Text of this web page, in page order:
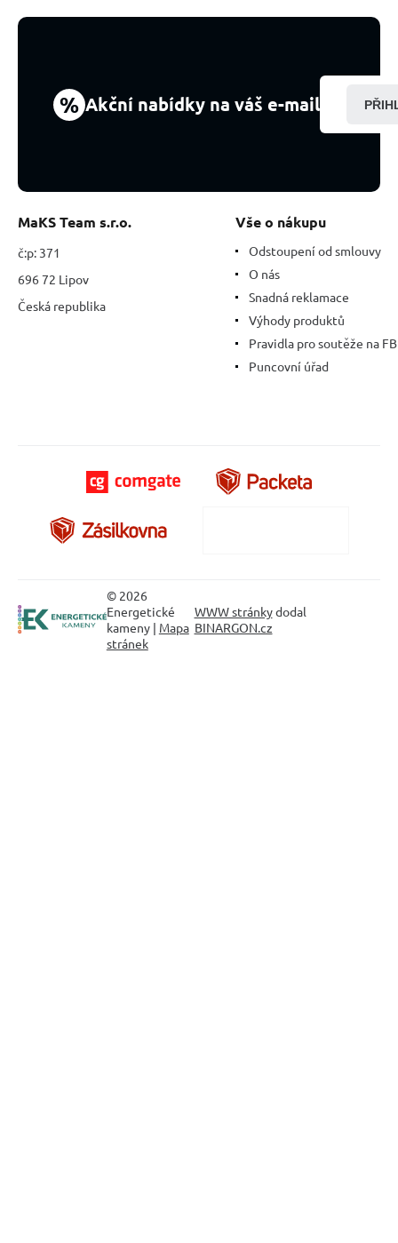
% Akční nabídky na váš e-mail
MaKS Team s.r.o.
č:p: 371
696 72 Lipov
Česká republika
Vše o nákupu
Odstoupení od smlouvy
O nás
Snadná reklamace
Výhody produktů
Pravidla pro soutěže na FB
Puncovní úřad
© 2026
Energetické
kameny | Mapa
stránek
WWW stránkydodal
BINARGON.cz